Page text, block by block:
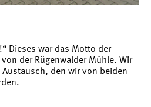
Dieses war das Motto der
der Rügenwalder Mühle. Wir
den wir von beiden